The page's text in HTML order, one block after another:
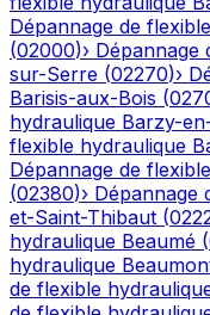
Dépannage de
(02000)› Dépannage
sur-Serre (02270)›
Barisis-aux-Bois (
hydraulique Barzy-
flexible hydraulique
Dépannage de
(02380)› Dépannage
et-Saint-Thibaut (
hydraulique Beaumé (
hydraulique
de flexible